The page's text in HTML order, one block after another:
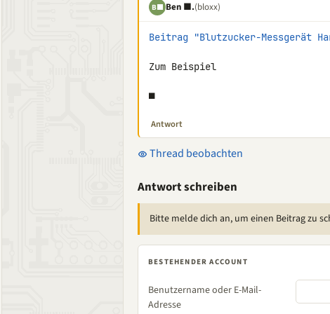
B■ Ben ■.(bloxx)
Beitrag "Blutzucker-Messgerät
Zum Beispiel
■
Antwort
Thread beobachten
Antwort schreiben
Bitte melde dich an, um einen Beitrag zu
BESTEHENDER ACCOUNT
Benutzername oder E-Mail-
Adresse